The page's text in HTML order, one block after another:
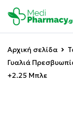
Αρχική σελίδα
Γυαλιά
+2.25 Μπλε